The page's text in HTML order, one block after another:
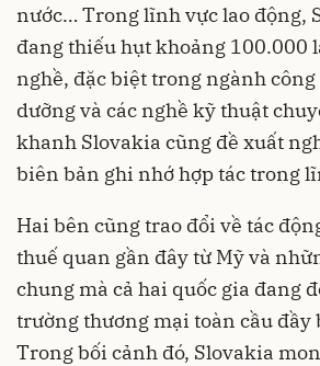
nước… Trong lĩnh vực lao động,
đang thiếu hụt khoảng 100.000
nghề, đặc biệt trong ngành
dưỡng và các nghề kỹ thuật
khanh Slovakia cũng đề xuất
biên bản ghi nhớ hợp tác trong
Hai bên cũng trao đổi về tác
thuế quan gần đây từ Mỹ và
chung mà cả hai quốc gia đang
trường thương mại toàn cầu đầy
Trong bối cảnh đó, Slovakia